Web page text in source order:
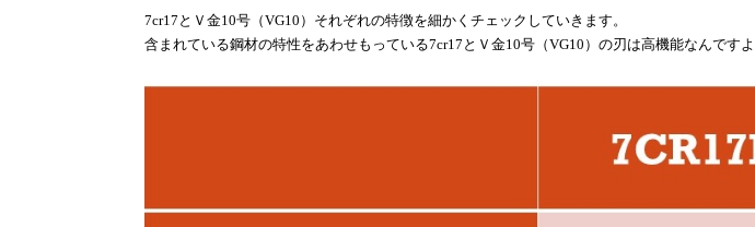
7cr17 とＶ金10号（VG10 ）それぞれの特徴を細かくチェックしていきます。
含まれている鋼材の特性をあわせもっている7cr17 とＶ金10号（VG10 ）の刃は高機能なんですよ